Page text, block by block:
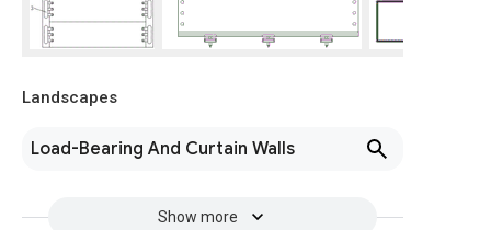
Landscapes
Load-Bearing And Curtain Walls
Show more